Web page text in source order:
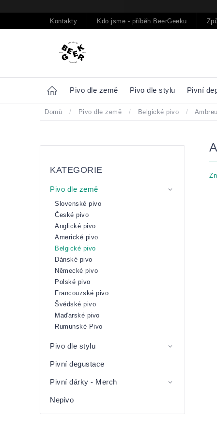
na
Kontakty Kdo jsme - příběh BeerGeeku
Home Pivo dle země Pivo dle stylu Pivní
Domů / Pivo dle země / Belgické pivo /
panel
KATEGORIE
Pivo dle země
Slovenské pivo
České pivo
Anglické pivo
Americké pivo
Belgické pivo
Dánské pivo
Německé pivo
Polské pivo
Francouzské pivo
Švédské pivo
Maďarské pivo
Rumunské Pivo
Pivo dle stylu
Pivní degustace
Pivní dárky - Merch
Nepivo